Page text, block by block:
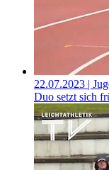
22.07.2023 |
Duo setzt sich